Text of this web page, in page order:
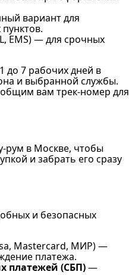
вариант для
EMS) — для срочных
до 7 рабочих дней в
и выбранной службы.
вам трек-номер для
рум в Москве, чтобы
и забрать его сразу
и безопасных
Mastercard, МИР) —
платежа.
платежей (СБП)—